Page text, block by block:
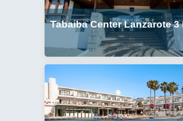
Tabaiba Center Lanzarote 3